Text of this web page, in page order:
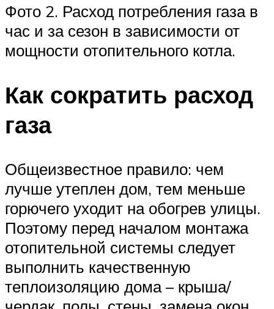
Фото 2. Расход потребления газа в
час и за сезон в зависимости от
мощности отопительного котла.
Как сократить расход
газа
Общеизвестное правило: чем
лучше утеплен дом, тем меньше
горючего уходит на обогрев улицы.
Поэтому перед началом монтажа
отопительной системы следует
выполнить качественную
теплоизоляцию дома – крыша/